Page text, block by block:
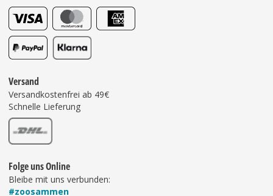
Versand
Versandkostenfrei ab 49€
Schnelle Lieferung
Folge uns Online
Bleibe mit uns verbunden:
#zoosammen